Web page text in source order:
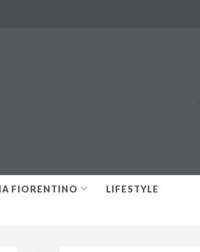
FIORENTINO LIFESTYLE